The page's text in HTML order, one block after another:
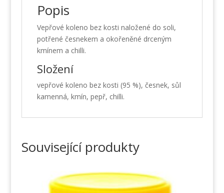
Popis
Vepřové koleno bez kosti naložené do soli,
potřené česnekem a okořeněné drceným
kmínem a chilli.
Složení
vepřové koleno bez kosti (95 %), česnek, sůl
kamenná, kmín, pepř, chilli.
Související produkty